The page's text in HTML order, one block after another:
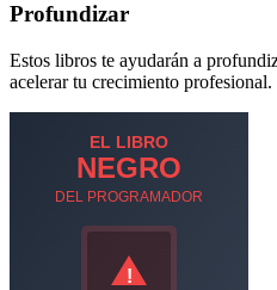
Profundizar
Estos libros te ayudarán a
acelerar tu crecimiento profesional.